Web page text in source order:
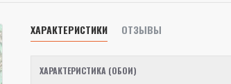
ХАРАКТЕРИСТИКИ ОТЗЫВЫ
ХАРАКТЕРИСТИКА (ОБОИ)